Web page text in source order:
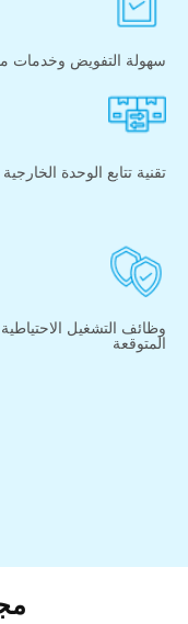
سهولة التفويض وخدمات ما
تقنية تتابع الوحدة الخارجية
وظائف التشغيل
المتوقعة